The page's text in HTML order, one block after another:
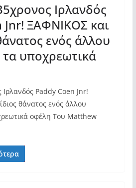
Ιρλανδός
Jnr! ΞΑΦΝΙΚΟΣ και
ενός άλλου
υποχρεωτικά
Ιρλανδός Paddy Coen Jnr!
θάνατος ενός άλλου
οφέλη Του Matthew